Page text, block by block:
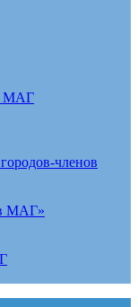
МАГ
членов
МАГ»